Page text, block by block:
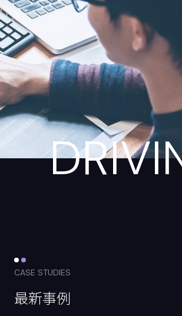
CASE STUDIES
最新事例